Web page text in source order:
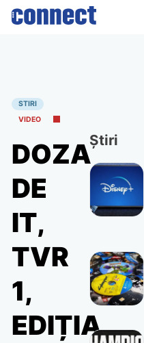
Skip
STIRI
VIDEO
DOZA
DE
IT,
TVR
1,
EDIȚIA
Știri